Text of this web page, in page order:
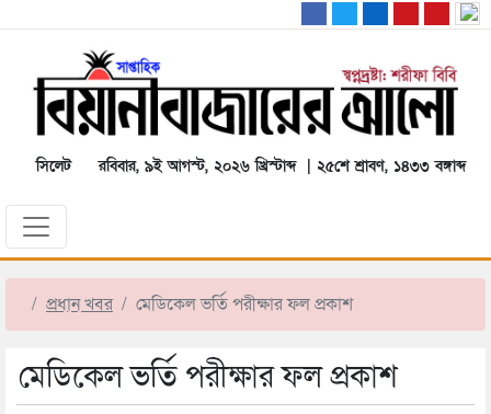
সিলেট রবিবার, ৯ই আগস্ট, ২০২৬ খ্রিস্টাব্দ | ২৫শে শ্রাবণ, ১৪৩৩ বঙ্গাব্দ
প্রধান খবর মেডিকেল ভর্তি পরীক্ষার ফল প্রকাশ
মেডিকেল ভর্তি পরীক্ষার ফল প্রকাশ